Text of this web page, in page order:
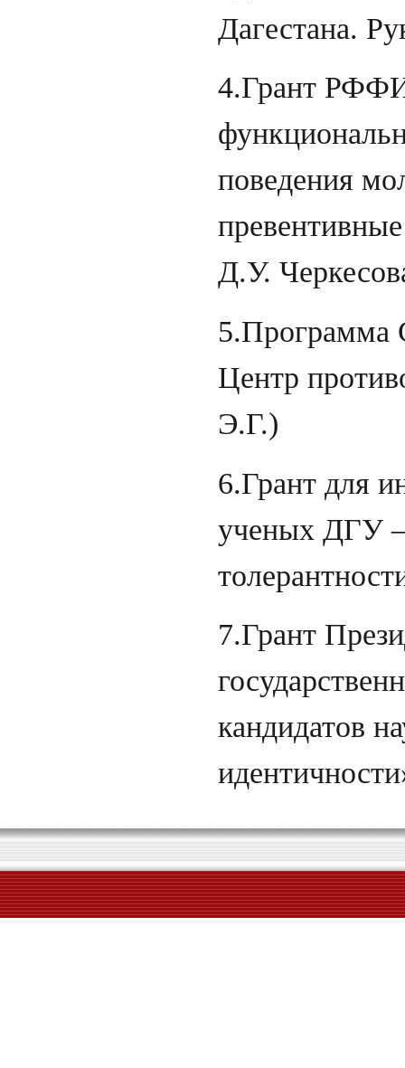
Дагестана.
4.Грант РФФИ
поведения
Д.У.
5.Программа
Центр
Э.Г.)
6.Грант для
ученых ДГУ –
7.Грант
кандидатов